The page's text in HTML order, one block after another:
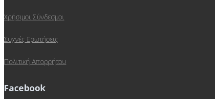
Χρήσιμοι Σύνδεσμοι
Συχνές Ερωτήσεις
Πολιτική Απορρήτου
Facebook